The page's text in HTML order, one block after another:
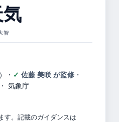
智
・ 佐藤 美咲 が監修 ・
・ 気象庁
す。記載のガイダンスは